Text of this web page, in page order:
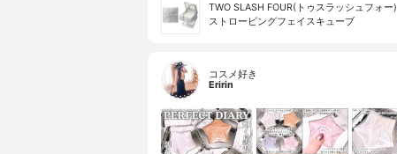
TWO SLASH FOUR(トゥスラッシュフォー)
ストロービングフェイスキューブ
コスメ好き
Eririn